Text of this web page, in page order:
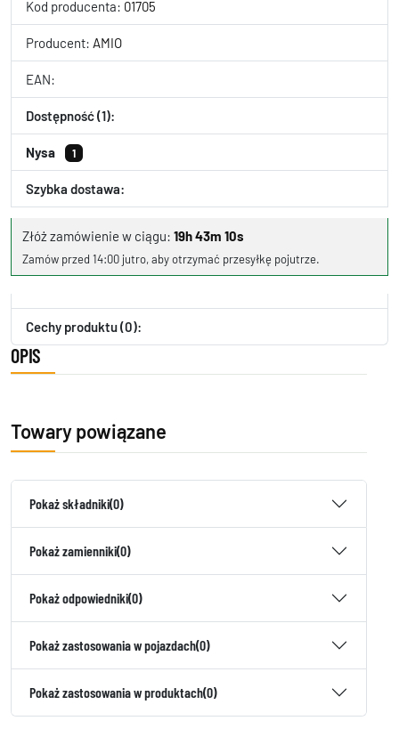
Kod producenta: 01705
Producent: AMIO
EAN:
Dostępność (1):
Nysa 1
Szybka dostawa:
Złóż zamówienie w ciągu: 19h 43m 10s
Zamów przed 14:00 jutro, aby otrzymać przesyłkę pojutrze.
Cechy produktu (0):
OPIS
Towary powiązane
Pokaż składniki(0)
Pokaż zamienniki(0)
Pokaż odpowiedniki(0)
Pokaż zastosowania w pojazdach(0)
Pokaż zastosowania w produktach(0)